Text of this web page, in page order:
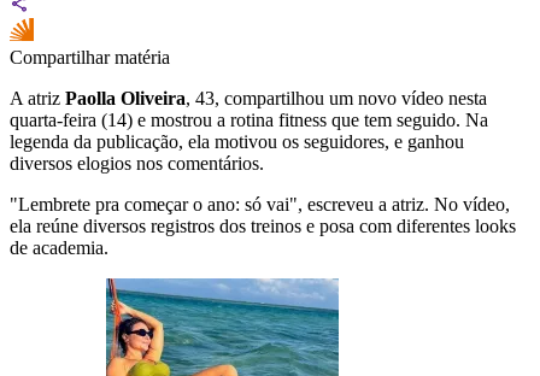
Compartilhar matéria
A atriz Paolla Oliveira, 43, compartilhou um novo vídeo nesta
quarta-feira (14) e mostrou a rotina fitness que tem seguido. Na
legenda da publicação, ela motivou os seguidores, e ganhou
diversos elogios nos comentários.
"Lembrete pra começar o ano: só vai", escreveu a atriz. No vídeo,
ela reúne diversos registros dos treinos e posa com diferentes looks
de academia.